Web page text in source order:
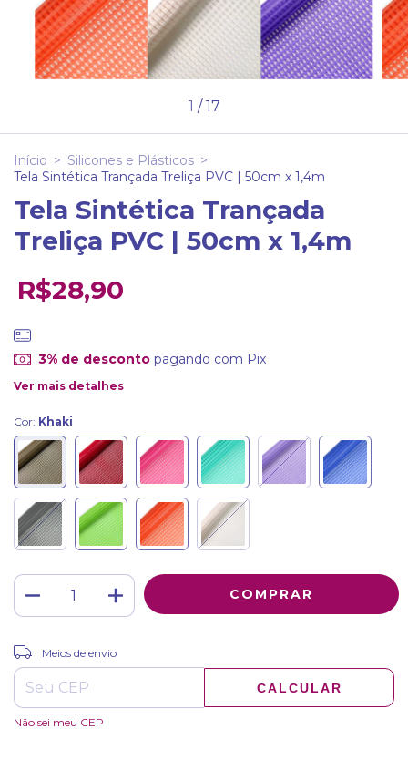
1 /17
Início > Silicones e Plásticos >
Tela Sintética Trançada Treliça PVC | 50cm x 1,4m
Tela Sintética Trançada
Treliça PVC | 50cm x 1,4m
R$28,90
3% de descontopagando com Pix
Ver mais detalhes
Cor: Khaki
Entregas para o CEP:
Meios de envio
CALCULAR
Não sei meu CEP